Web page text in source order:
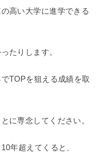
高い大学に進学できる
たりします。
TOPを狙える成績を取
に専念してください。
年超えてくると、